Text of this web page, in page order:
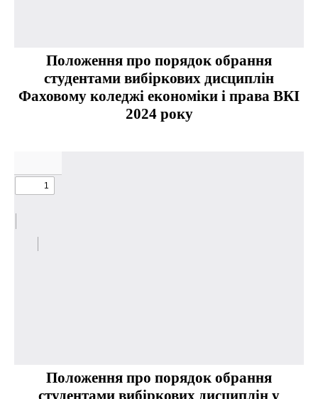
Положення про порядок обрання
студентами вибіркових дисциплін
Фаховому коледжі економіки і права ВКІ
2024 року
Положення про порядок обрання